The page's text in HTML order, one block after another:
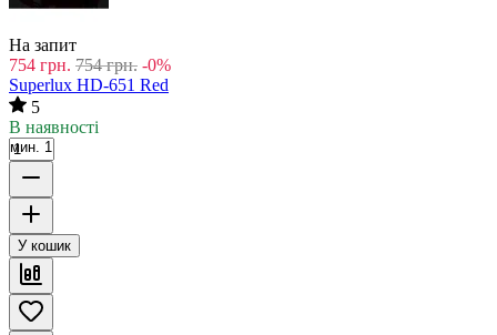
На запит
754 грн. 754 грн. -0%
Superlux HD-651 Red
5
В наявності
мин. 1
У кошик